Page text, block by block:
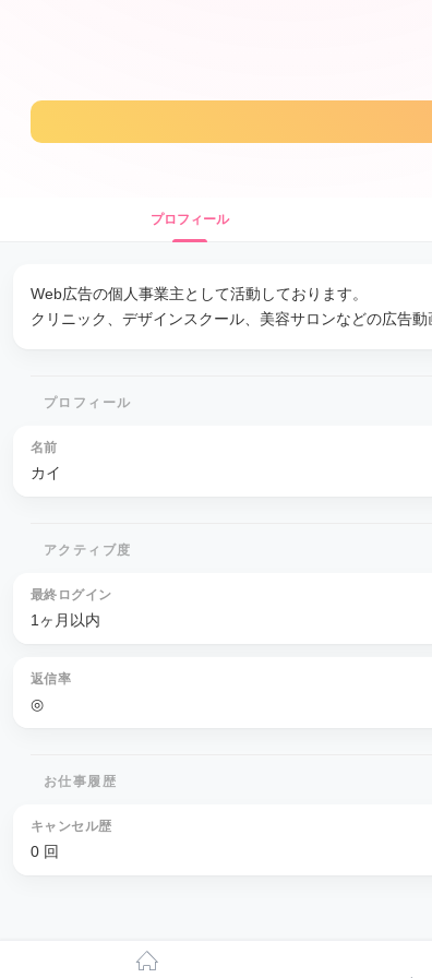
プロフィール
Web広告の個人事業主として活動しております。
クリニック、デザインスクール、美容サロンなどの広告
プロフィール
名前
カイ
アクティブ度
最終ログイン
1ヶ月以内
返信率
◎
お仕事履歴
キャンセル歴
0 回